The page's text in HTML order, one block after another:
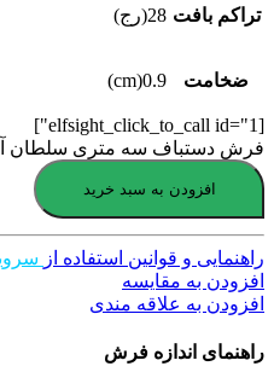
تراکم بافت 28(رج)
ضخامت 0.9(cm)
[elfsight_click_to_call id="1"]
فرش دستباف سه متری سلطان آباد
افزودن به سبد خرید
راهنمایی و قوانین استفاده از
افزودن به مقایسه
افزودن به علاقه مندی
راهنمای اندازه فرش